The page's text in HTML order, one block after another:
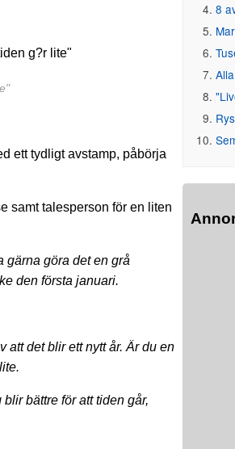
ett tydligt avstamp, påbörja
samt talesperson för en liten
gärna göra det en grå
den första januari.
att det blir ett nytt år. Är du en
bättre för att tiden går,
8